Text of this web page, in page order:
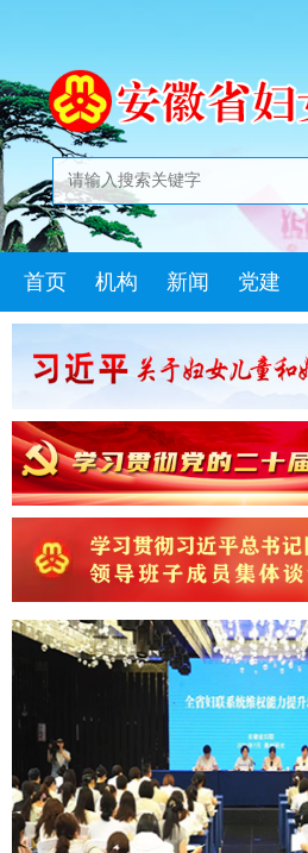
首页 机构 新闻 党建